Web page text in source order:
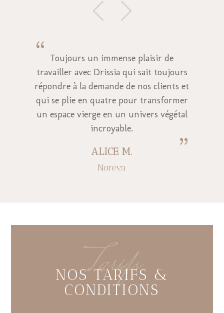
{
Toujours un immense plaisir de
travailler avec Drissia qui sait toujours
répondre à la demande de nos clients et
qui se plie en quatre pour transformer
un espace vierge en un univers végétal
incroyable.
{
ALICE M.
Noreva
Tarifs
NOS TARIFS &
CONDITIONS